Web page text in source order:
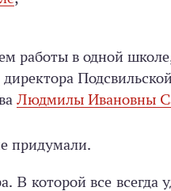
работы в одной
Людмилы Ивановны
придумали.
которой все всегда